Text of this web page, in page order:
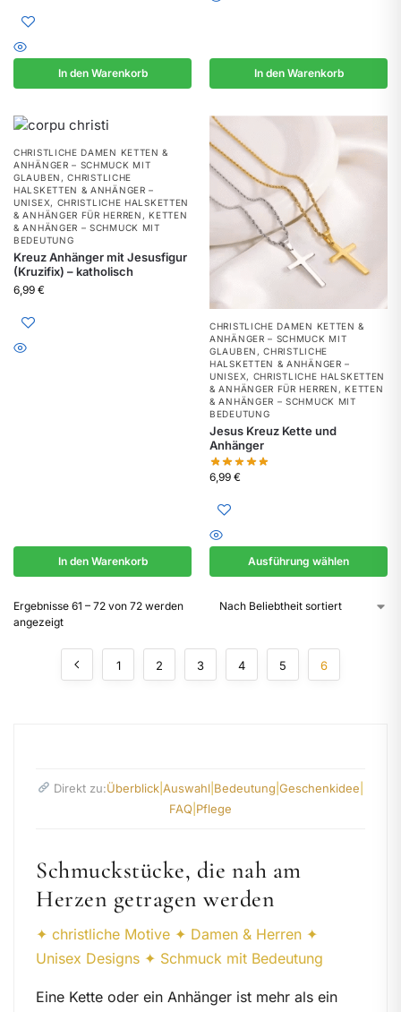
In den Warenkorb In den Warenkorb
CHRISTLICHE DAMEN KETTEN &
ANHÄNGER – SCHMUCK MIT
GLAUBEN ,CHRISTLICHE
HALSKETTEN & ANHÄNGER –
UNISEX, CHRISTLICHE HALSKETTEN
& ANHÄNGER FÜR HERREN ,KETTEN
& ANHÄNGER – SCHMUCK MIT
BEDEUTUNG
Kreuz Anhänger mit Jesusfigur
(Kruzifix) – katholisch
6,99 €
In den Warenkorb
CHRISTLICHE DAMEN KETTEN &
ANHÄNGER – SCHMUCK MIT
GLAUBEN ,CHRISTLICHE
HALSKETTEN & ANHÄNGER –
UNISEX, CHRISTLICHE HALSKETTEN
& ANHÄNGER FÜR HERREN ,KETTEN
& ANHÄNGER – SCHMUCK MIT
BEDEUTUNG
Jesus Kreuz Kette und
Anhänger
6,99 €
Ausführung wählen
Ergebnisse 61 – 72 von 72 werden
angezeigt
1 2 3 4 5 6
Direkt zu:Überblick |Auswahl Bedeutung |Geschenkidee
FAQ Pflege
Schmuckstücke, die nah am
Herzen getragen werden
✦ christliche Motive ✦ Damen & Herren ✦
Unisex Designs ✦ Schmuck mit Bedeutung
Eine Kette oder ein Anhänger ist mehr als ein